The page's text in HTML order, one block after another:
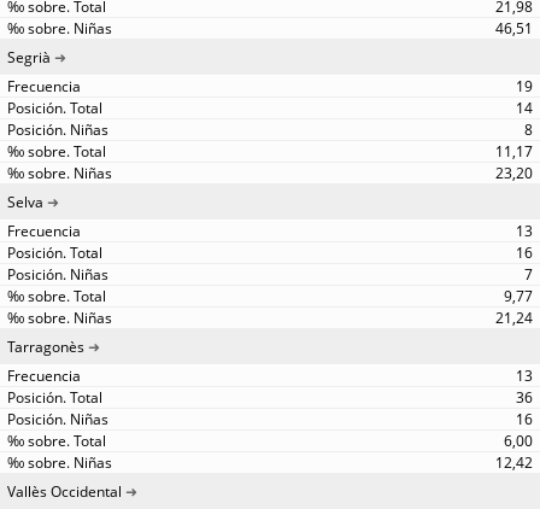
21,98
46,51
Segrià
19
14
8
11,17
23,20
Selva
13
16
7
9,77
21,24
Tarragonès
13
36
16
6,00
12,42
Vallès Occidental